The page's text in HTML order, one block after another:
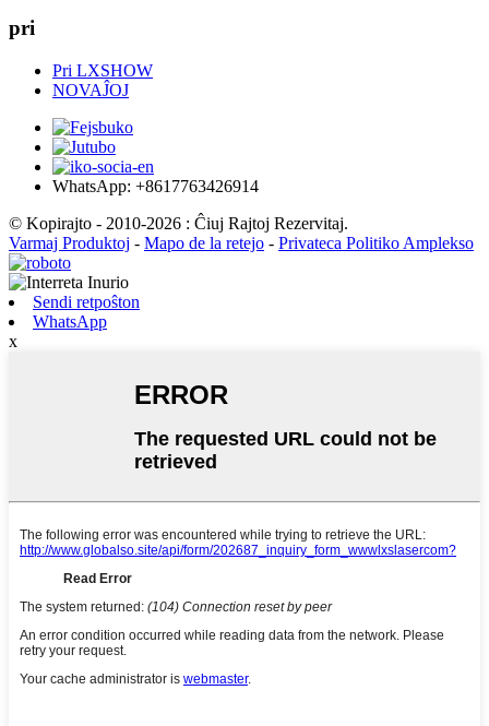
pri
Pri LXSHOW
NOVAĴOJ
WhatsApp: +8617763426914
© Kopirajto - 2010-2026 : Ĉiuj Rajtoj Rezervitaj.
Varmaj Produktoj - Mapo de la retejo - Privateca Politiko Amplekso
Sendi retpoŝton
WhatsApp
x